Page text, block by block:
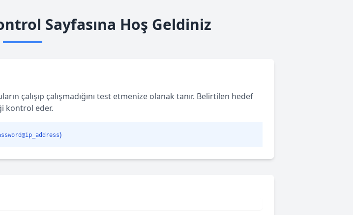
Sayfasına Hoş Geldiniz
çalışıp çalışmadığını test etmenize olanak tanır. Belirtilen hedef
kontrol eder.
)